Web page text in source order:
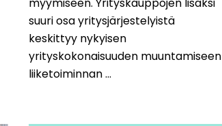
myymiseen. Yrityskauppojen lisäksi
suuri osa yritysjärjestelyistä
keskittyy nykyisen
yrityskokonaisuuden muuntamiseen
liiketoiminnan ...